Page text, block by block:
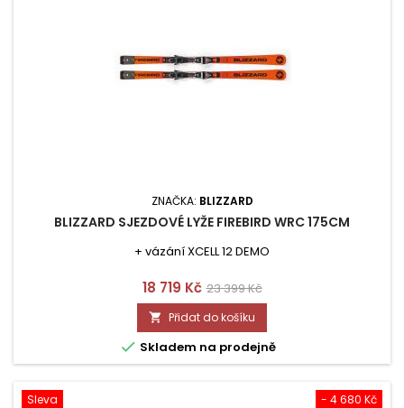
ZNAČKA: BLIZZARD
BLIZZARD SJEZDOVÉ LYŽE FIREBIRD WRC 175CM
+ vázání XCELL 12 DEMO
Cena
18 719 Kč Běžná
cena
23 399 Kč
 Přidat do košíku
 Skladem na prodejně
- 4 680 Kč
Sleva